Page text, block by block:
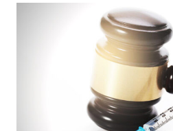
T-
MOBILE
INSTALLER
9
ANTENNES
CELLULAIRES
PRÈS
DE
LA